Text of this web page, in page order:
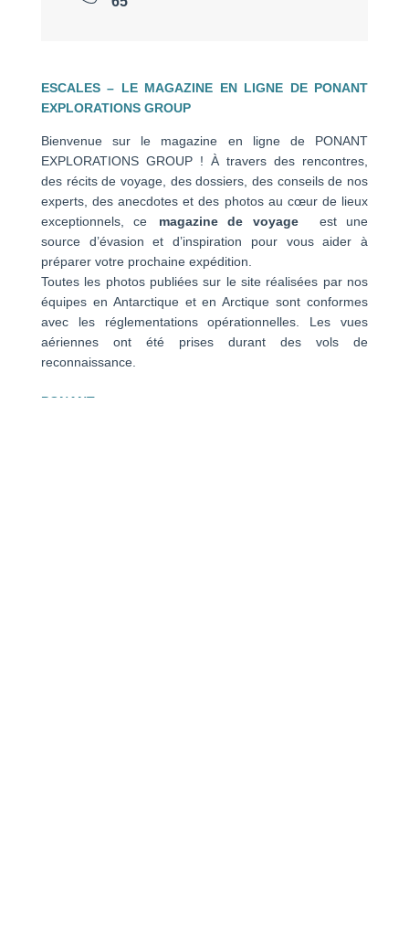
ESCALES – LE MAGAZINE EN LIGNE DE PONANT
EXPLORATIONS GROUP
Bienvenue sur le magazine en ligne de PONANT
EXPLORATIONS GROUP ! À travers des rencontres,
des récits de voyage, des dossiers, des conseils de nos
experts, des anecdotes et des photos au cœur de lieux
exceptionnels, ce magazine de voyage
est une
source d’évasion et d’inspiration pour vous aider à
préparer votre prochaine expédition.
Toutes les photos publiées sur le site réalisées par nos
équipes en Antarctique et en Arctique sont conformes
avec les réglementations opérationnelles. Les vues
aériennes ont été prises durant des vols de
reconnaissance.
PONANT